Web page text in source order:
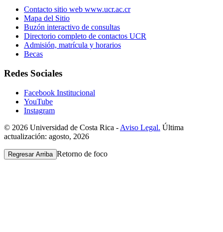
Contacto sitio web www.ucr.ac.cr
Mapa del Sitio
Buzón interactivo de consultas
Directorio completo de contactos UCR
Admisión, matrícula y horarios
Becas
Redes Sociales
Facebook Institucional
YouTube
Instagram
© 2026 Universidad de Costa Rica - Aviso Legal. Última
actualización: agosto, 2026
Regresar Arriba Retorno de foco